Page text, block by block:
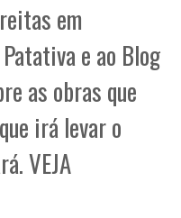
em
e ao Blog
as obras que
irá levar o
VEJA